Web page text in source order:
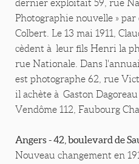
dernier exploitait 59, rue
Photographie nouvelle »
Colbert. Le 13 mai 1911,
cèdent à leur fils Henri la
rue Nationale. Dans
est photographe 62, rue
il achète à Gaston
Vendôme 112, Faubourg
Angers - 42, boulevard de
Nouveau changement en